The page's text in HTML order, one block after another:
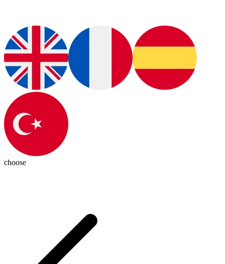
choose